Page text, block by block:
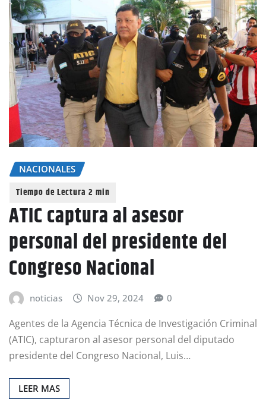
NACIONALES
ATIC captura al asesor
personal del presidente del
Congreso Nacional
noticias Nov 29, 2024 0
Agentes de la Agencia Técnica de Investigación Criminal
(ATIC), capturaron al asesor personal del diputado
presidente del Congreso Nacional, Luis…
LEER MAS